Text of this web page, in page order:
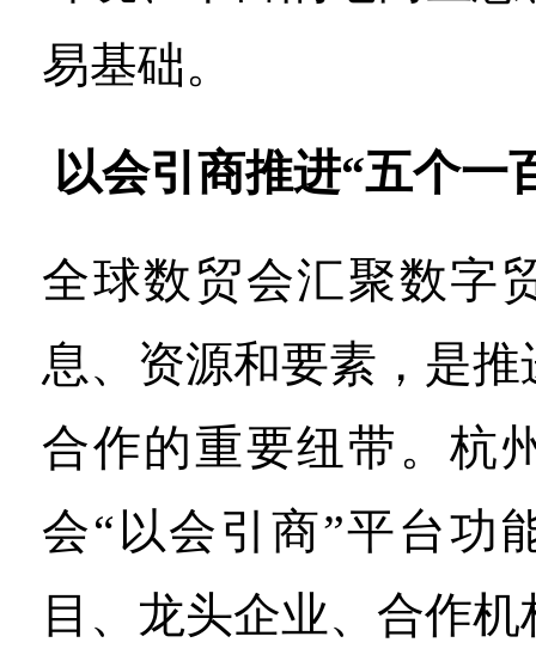
易基础。
以会引商推进“五个一
全球数贸会汇聚数字
息、资源和要素，是
合作的重要纽带。杭
会“以会引商”平台功
目、龙头企业、合作